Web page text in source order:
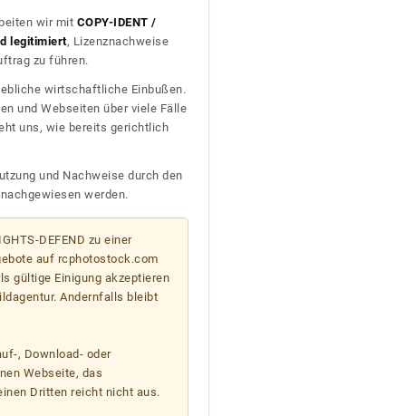
wir mit COPY-IDENT /
legitimiert, Lizenznachweise
zu führen.
wirtschaftliche Einbußen.
und Webseiten über viele Fälle
uns, wie bereits gerichtlich
und Nachweise durch den
werden.
DEFEND zu einer
auf rcphotostock.com
gültige Einigung akzeptieren
Andernfalls bleibt
, Download- oder
Webseite, das
Dritten reicht nicht aus.